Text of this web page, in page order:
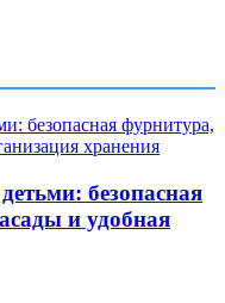
безопасная
и удобная